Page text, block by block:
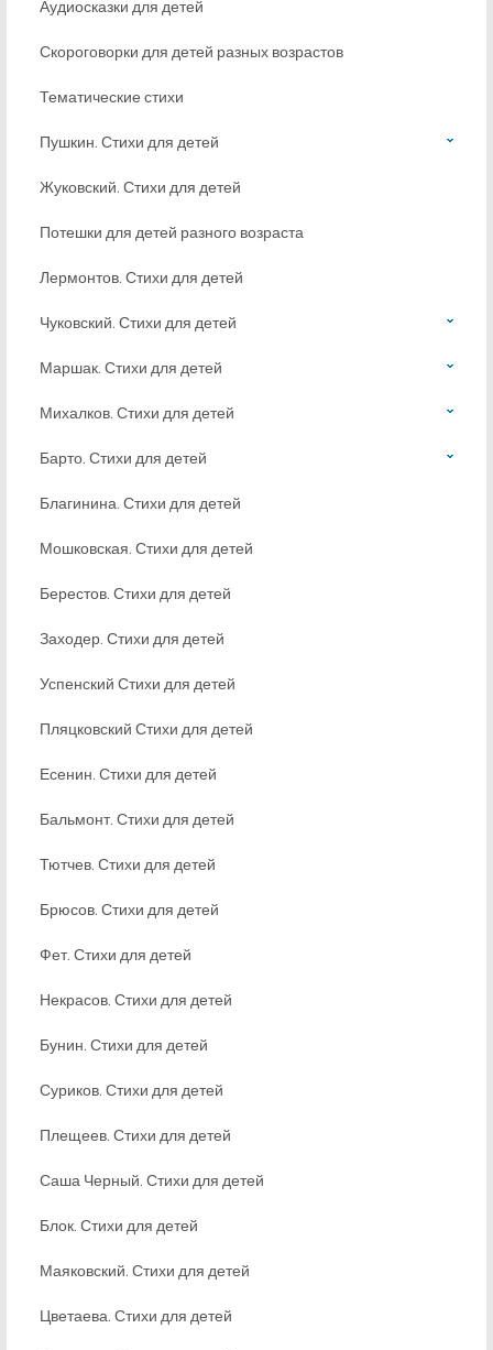
Аудиосказки для детей
Скороговорки для детей разных возрастов
Тематические стихи
Пушкин. Стихи для детей
Жуковский. Стихи для детей
Потешки для детей разного возраста
Лермонтов. Стихи для детей
Чуковский. Стихи для детей
Маршак. Стихи для детей
Михалков. Стихи для детей
Барто. Стихи для детей
Благинина. Стихи для детей
Мошковская. Стихи для детей
Берестов. Стихи для детей
Заходер. Стихи для детей
Успенский Стихи для детей
Пляцковский Стихи для детей
Есенин. Стихи для детей
Бальмонт. Стихи для детей
Тютчев. Стихи для детей
Брюсов. Стихи для детей
Фет. Стихи для детей
Некрасов. Стихи для детей
Бунин. Стихи для детей
Суриков. Стихи для детей
Плещеев. Стихи для детей
Саша Черный. Стихи для детей
Блок. Стихи для детей
Маяковский. Стихи для детей
Цветаева. Стихи для детей